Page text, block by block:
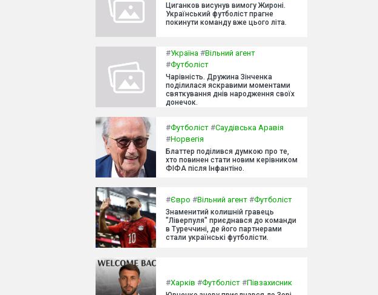
Циганков висунув вимогу Жироні.
Український футболіст прагне
покинути команду вже цього літа.
#Україна #Вільний агент
#Футболіст
Чарівність. Дружина Зінченка
поділилася яскравими моментами
святкування днів народження своїх
донечок.
#Футболіст #Саудівська Аравія
#Норвегія
Блаттер поділився думкою про те,
хто повинен стати новим керівником
ФІФА після Інфантіно.
#Євро #Вільний агент #Футболіст
Знаменитий колишній гравець
"Ліверпуля" приєднався до команди
в Туреччині, де його партнерами
стали українські футболісти.
#Харків #Футболіст #Півзахисник